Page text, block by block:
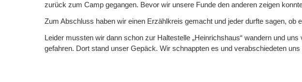
zurück zum Camp gegangen. Bevor wir unsere Funde den anderen zeigen
Zum Abschluss haben wir einen Erzählkreis gemacht und jeder durfte sagen, ob
Leider mussten wir dann schon zur Haltestelle „Heinrichshaus“ wandern und
gefahren. Dort stand unser Gepäck. Wir schnappten es und verabschiedeten